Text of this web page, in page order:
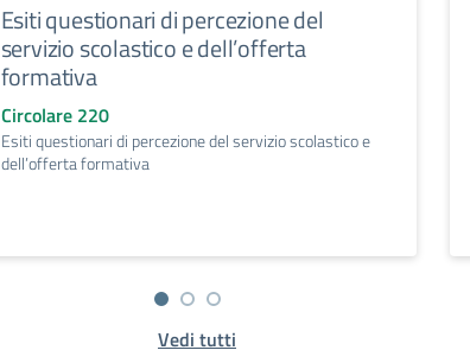
Esiti questionari di percezione del
servizio scolastico e dell’offerta
formativa
Circolare 220
Esiti questionari di percezione del servizio scolastico e
dell’offerta formativa
Vedi tutti